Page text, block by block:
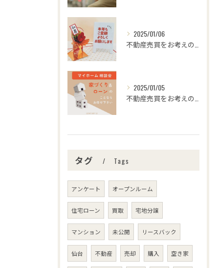
2025/01/06
2025/01/05
タグ Tags
アンケート オープンルーム
住宅ローン 買取 宅地分譲
マンション 未公開 リースバック
仙台 不動産 売却 購入 空き家